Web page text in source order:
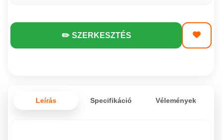
✏️ SZERKESZTÉS
Leírás Specifikáció Vélemények